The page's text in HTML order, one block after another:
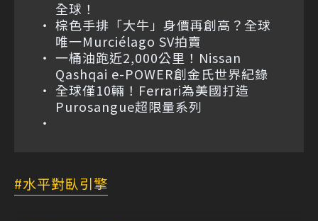
全球！
棕色手排「大牛」身價再創高？全球
唯一Murciélago SV拍賣
一桶油跑近2,000公里！Nissan
Qashqai e-POWER創金氏世界紀錄
全球僅10輛！Ferrari為美國打造
Purosangue超限量系列
水平對臥引擎